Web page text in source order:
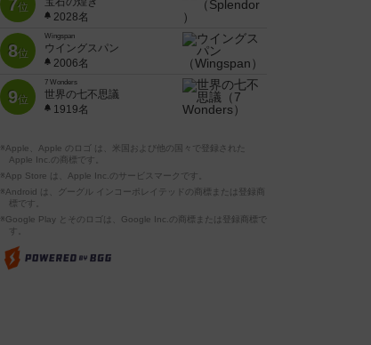
7位
2028名
8位
Wingspan
ウイングスパン
2006名
9位
7 Wonders
世界の七不思議
1919名
※Apple、Apple のロゴ は、米国および他の国々で登録された
Apple Inc.の商標です。
※App Store は、Apple Inc.のサービスマークです。
※Android は、グーグル インコーポレイテッドの商標または登録商
標です。
※Google Play とそのロゴは、Google Inc.の商標または登録商標で
す。